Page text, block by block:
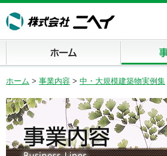
ホーム > 事業内容 > 中・大規模建築物実例集